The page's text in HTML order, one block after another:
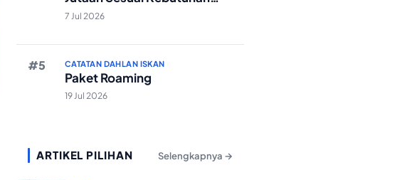
Anda
7 Jul 2026
CATATAN DAHLAN ISKAN
Paket Roaming
19 Jul 2026
ARTIKEL PILIHAN Selengkapnya →